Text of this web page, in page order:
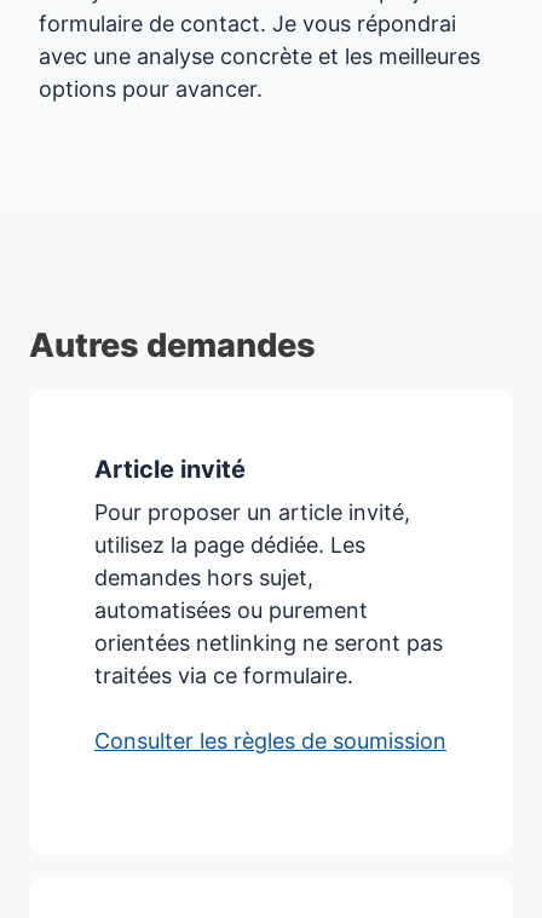
formulaire de contact. Je vous répondrai
avec une analyse concrète et les meilleures
options pour avancer.
Autres demandes
Article invité
Pour proposer un article invité,
utilisez la page dédiée. Les
demandes hors sujet,
automatisées ou purement
orientées netlinking ne seront pas
traitées via ce formulaire.
Consulter les règles de soumission